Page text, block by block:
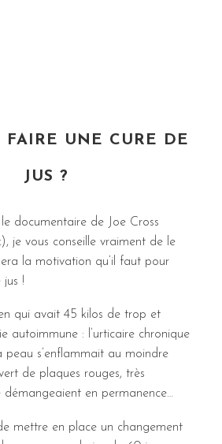
FAIRE UNE CURE DE
JUS ?
le documentaire de Joe Cross
je vous conseille vraiment de le
la motivation qu’il faut pour
!
qui avait 45 kilos de trop et
autoimmune : l’urticaire chronique
peau s’enflammait au moindre
de plaques rouges, très
démangeaient en permanence…
mettre en place un changement